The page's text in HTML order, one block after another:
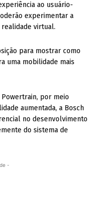
ao usuário-
experimentar a
virtual.
para mostrar como
uma mobilidade mais
por meio
aumentada, a Bosch
no desenvolvimento
do sistema de
-